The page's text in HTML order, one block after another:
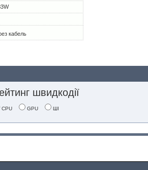
кабель
швидкодії
CPU GPU ШІ